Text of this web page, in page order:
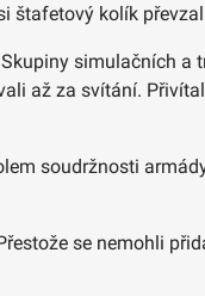
štafetový kolík
simulačních
až za svítání.
soudržnosti
se nemohli